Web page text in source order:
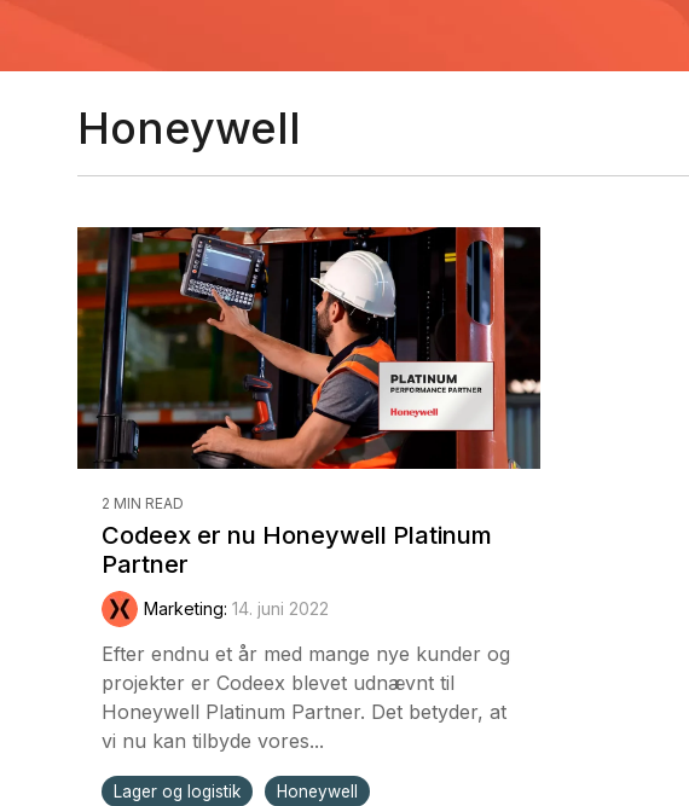
Honeywell
2 MIN READ
Codeex er nu Honeywell Platinum
Partner
Marketing: 14. juni 2022
Efter endnu et år med mange nye kunder og
projekter er Codeex blevet udnævnt til
Honeywell Platinum Partner. Det betyder, at
vi nu kan tilbyde vores...
Lager og logistik Honeywell